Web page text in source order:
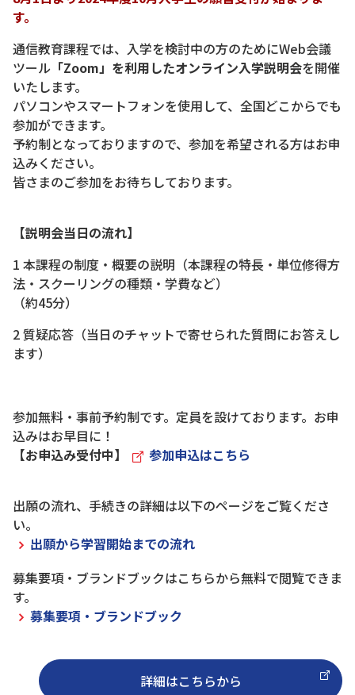
す。
通信教育課程では、入学を検討中の方のためにWeb会議
ツール 「Zoom」を利用したオンライン入学説明会を開催
いたします。
パソコンやスマートフォンを使用して、全国どこからでも
参加ができます。
予約制となっておりますので、参加を希望される方はお申
込みください。
皆さまのご参加をお待ちしております。
【説明会当日の流れ】
1 本課程の制度・概要の説明（本課程の特長・単位修得方
法・スクーリングの種類・学費など）
（約45分）
2 質疑応答（当日のチャットで寄せられた質問にお答えし
ます）
参加無料・事前予約制です。定員を設けております。お申
込みはお早目に！
【お申込み受付中】
参加申込はこちら
出願の流れ、手続きの詳細は以下のページをご覧くださ
い。
出願から学習開始までの流れ
募集要項・ブランドブックはこちらから無料で閲覧できま
す。
募集要項・ブランドブック
詳細はこちらから